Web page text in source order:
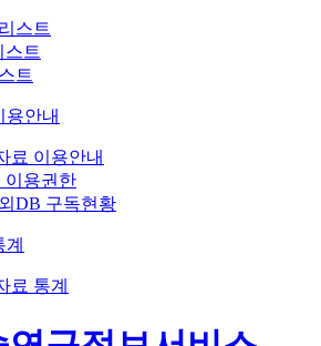
스트
스트
트
용안내
료 이용안내
이용권한
DB 구독현황
료 통계